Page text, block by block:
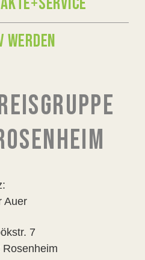
WERDEN
Auer
7
Rosenheim